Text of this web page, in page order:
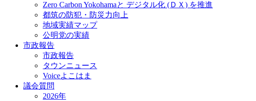
Zero Carbon Yokohamaと デジタル化 (ＤＸ) を推進
都筑の防犯・防災力向上
地域実績マップ
公明党の実績
市政報告
市政報告
タウンニュース
Voiceよこはま
議会質問
2026年